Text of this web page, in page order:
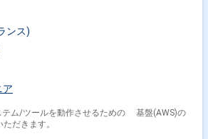
ンス)
ア
テム/ツールを動作させるための 基盤(AWS)の
だきます。